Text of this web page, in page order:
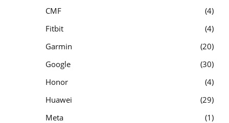
CMF
4
Fitbit
4
Garmin
20
Google
30
Honor
4
Huawei
29
Meta
1